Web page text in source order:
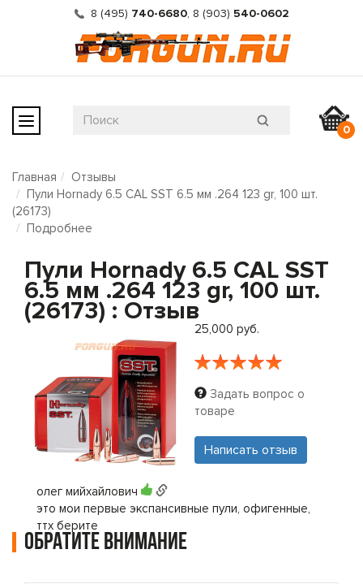
8 (495) 740-6680, 8 (903) 540-0602
0
Главная
Отзывы
Пули Hornady 6.5 CAL SST 6.5 мм .264 123 gr, 100 шт.
(26173)
Подробнее
Пули Hornady 6.5 CAL SST
6.5 мм .264 123 gr, 100 шт.
(26173) : Отзыв
25,000 руб.
Задать вопрос о
товаре
Написать отзыв
олег мийхайлович
это мои первые экспансивные пули, офигенные,
ттх берите
Обратите внимание